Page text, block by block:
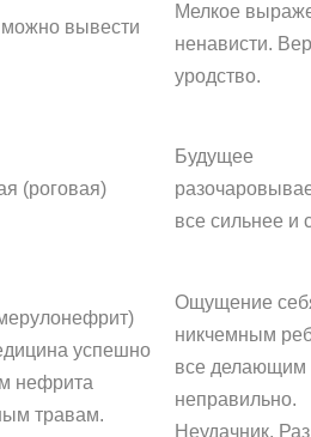
вывести
Мелкое
ненависти.
уродство.
(роговая)
Будущее
все сильнее и
успешно
нефрита
травам.
Ощущение
никчемным
все делающим
неправильно.
Неудачник.